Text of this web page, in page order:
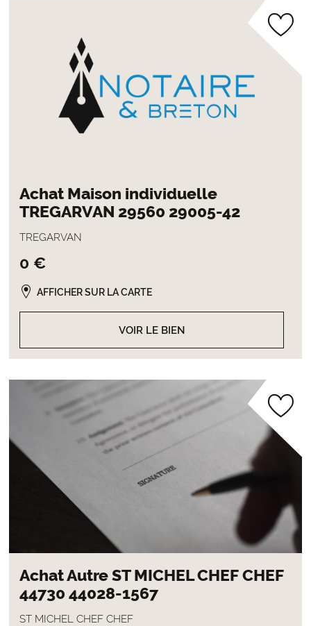
Achat Maison individuelle
TREGARVAN 29560 29005-42
TREGARVAN
0 €
VOIR LE BIEN
AFFICHER SUR LA CARTE
Achat Autre ST MICHEL CHEF CHEF
44730 44028-1567
ST MICHEL CHEF CHEF